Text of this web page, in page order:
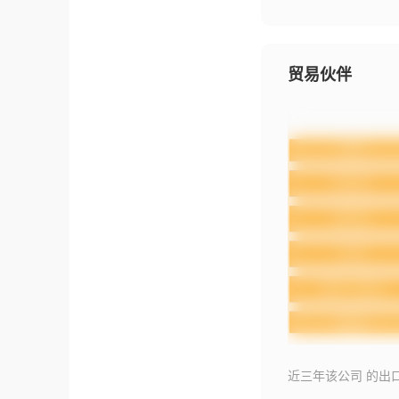
贸易伙伴
近三年该公司 的出